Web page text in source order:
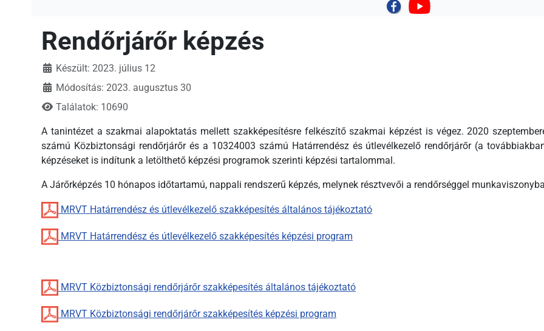
Rendőrjárőr képzés
Készült: 2023. július 12
Módosítás: 2023. augusztus 30
Találatok: 10690
A tanintézet a szakmai alapoktatás mellett szakképesítésre felkészítő szakmai képzést is végez. 2020
számú Közbiztonsági rendőrjárőr és a 10324003 számú Határrendész és útlevélkezelő rendőrjárőr (a
képzéseket is indítunk a letölthető képzési programok szerinti képzési tartalommal.
A Járőrképzés 10 hónapos időtartamú, nappali rendszerű képzés, melynek résztvevői a rendőrséggel
MRVT Határrendész és útlevélkezelő szakképesítés általános tájékoztató
MRVT Határrendész és útlevélkezelő szakképesítés képzési program
MRVT Közbiztonsági rendőrjárőr szakképesítés általános tájékoztató
MRVT Közbiztonsági rendőrjárőr szakképesítés képzési program